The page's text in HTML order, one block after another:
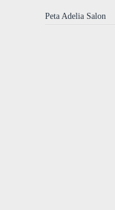
Peta Adelia Salon